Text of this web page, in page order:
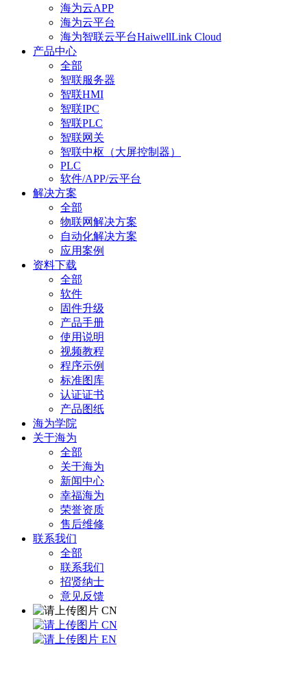
海为云APP
海为云平台
海为智联云平台HaiwellLink Cloud
产品中心
全部
智联服务器
智联HMI
智联IPC
智联PLC
智联网关
智联中枢（大屏控制器）
PLC
软件/APP/云平台
解决方案
全部
物联网解决方案
自动化解决方案
应用案例
资料下载
全部
软件
固件升级
产品手册
使用说明
视频教程
程序示例
标准图库
认证证书
产品图纸
海为学院
关于海为
全部
关于海为
新闻中心
幸福海为
荣誉资质
售后维修
联系我们
全部
联系我们
招贤纳士
意见反馈
CN
CN
EN